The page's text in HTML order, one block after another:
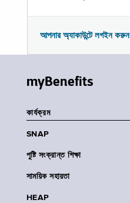
আপনার অ্যাকাউন্টে লগইন করুন
myBenefits
কার্যক্রম
SNAP
পুষ্টি সংক্রান্ত শিক্ষা
সাময়িক সহায়তা
HEAP